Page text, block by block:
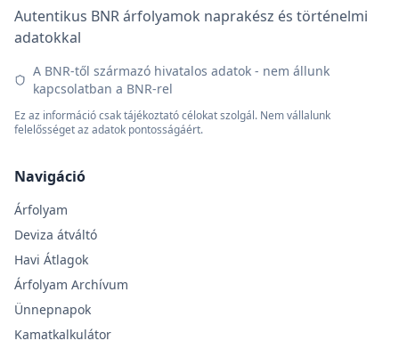
Autentikus BNR árfolyamok naprakész és történelmi
adatokkal
A BNR-től származó hivatalos adatok - nem állunk
kapcsolatban a BNR-rel
Ez az információ csak tájékoztató célokat szolgál. Nem vállalunk
felelősséget az adatok pontosságáért.
Navigáció
Árfolyam
Deviza átváltó
Havi Átlagok
Árfolyam Archívum
Ünnepnapok
Kamatkalkulátor